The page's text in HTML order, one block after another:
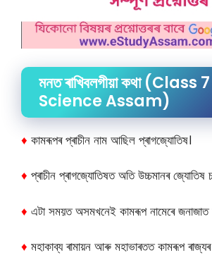
মনত ৰাখিবলগীয়া কথা
Science Assam)
♦ কামৰূপৰ প্ৰাচীন নাম আছিল প্ৰাগজ্যোতিষ।
♦ প্ৰাচীন প্ৰাগজ্যোতিষত অতি উচ্চমানৰ জ্যোতিষ
♦ এটা সময়ত অসমখনেই কামৰূপ নামেৰে
♦ মহাকাব্য ৰামায়ন আৰু মহাভাৰতত কামৰূপ